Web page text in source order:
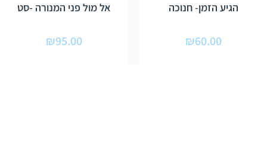
הגיע הזמן- חנוכה
₪60.00
אל מול פני המנורה -סט
₪95.00